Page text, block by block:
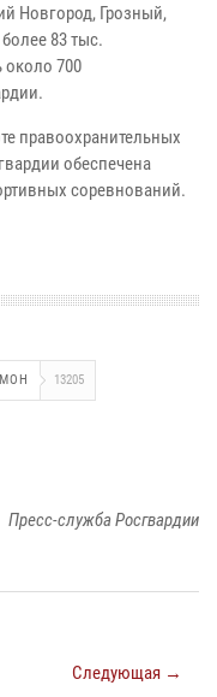
Новгород, Грозный,
83 тыс.
около 700
правоохранительных
обеспечена
соревнований.
13205
Пресс-служба Росгвардии
Следующая →